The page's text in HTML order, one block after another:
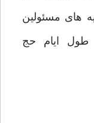
های مسئولین
طول ایام حج